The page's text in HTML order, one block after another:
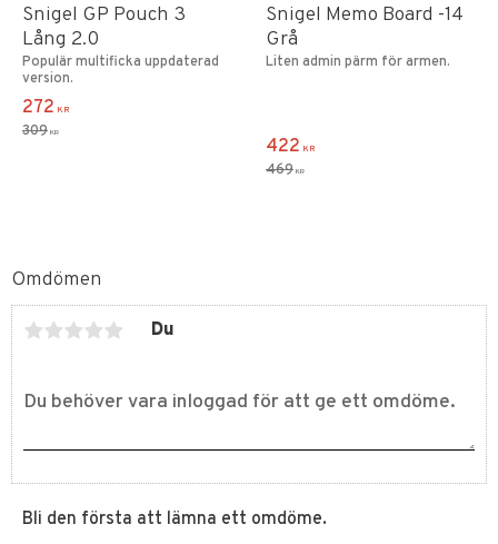
Omdömen
Du
Bli den första att lämna ett omdöme.
Snigel GP Pouch 3
Lång 2.0
Populär multificka uppdaterad
version.
272 KR
309 KR
Snigel Memo Board -14
Grå
Liten admin pärm för armen.
422 KR
469 KR